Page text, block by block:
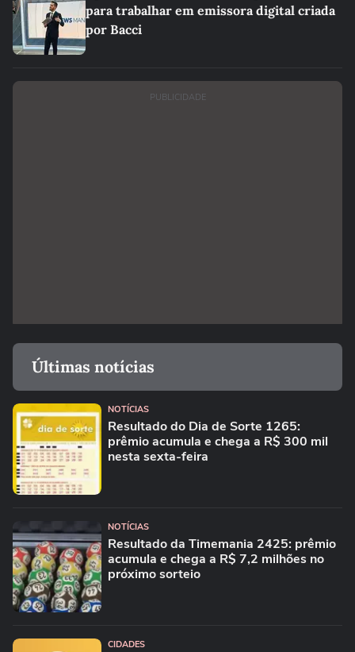
para trabalhar em emissora digital criada
por Bacci
PUBLICIDADE
Últimas notícias
NOTÍCIAS
Resultado do Dia de Sorte 1265:
prêmio acumula e chega a R$ 300 mil
nesta sexta-feira
NOTÍCIAS
Resultado da Timemania 2425: prêmio
acumula e chega a R$ 7,2 milhões no
próximo sorteio
CIDADES